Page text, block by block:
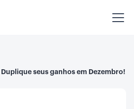
Duplique seus ganhos em Dezembro!